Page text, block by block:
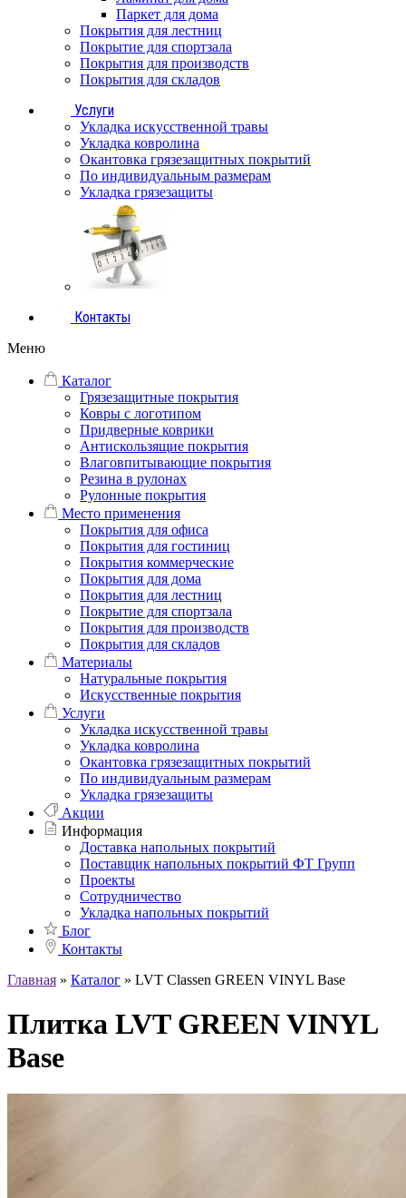
Паркет для дома
Покрытия для лестниц
Покрытие для спортзала
Покрытия для производств
Покрытия для складов
Услуги
Укладка искусственной травы
Укладка ковролина
Окантовка грязезащитных покрытий
По индивидуальным размерам
Укладка грязезащиты
Контакты
Меню
Каталог
Грязезащитные покрытия
Ковры с логотипом
Придверные коврики
Антискользящие покрытия
Влаговпитывающие покрытия
Резина в рулонах
Рулонные покрытия
Место применения
Покрытия для офиса
Покрытия для гостиниц
Покрытия коммерческие
Покрытия для дома
Покрытия для лестниц
Покрытие для спортзала
Покрытия для производств
Покрытия для складов
Материалы
Натуральные покрытия
Искусственные покрытия
Услуги
Укладка искусственной травы
Укладка ковролина
Окантовка грязезащитных покрытий
По индивидуальным размерам
Укладка грязезащиты
Акции
Информация
Доставка напольных покрытий
Поставщик напольных покрытий ФТ Групп
Проекты
Сотрудничество
Укладка напольных покрытий
Блог
Контакты
Главная » Каталог » LVT Classen GREEN VINYL Base
Плитка LVT GREEN VINYL
Base